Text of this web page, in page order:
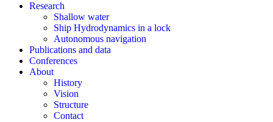
Research
Shallow water
Ship Hydrodynamics in a lock
Autonomous navigation
Publications and data
Conferences
About
History
Vision
Structure
Contact